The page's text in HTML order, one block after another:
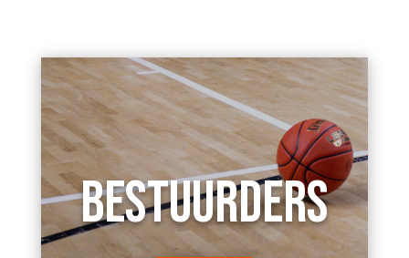
BESTUURDERS